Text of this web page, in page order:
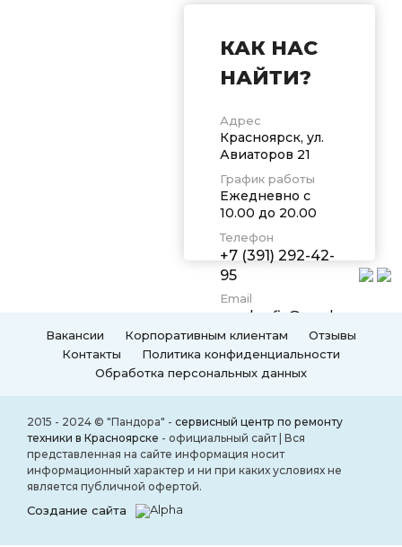
КАК НАС
НАЙТИ?
Адрес
Красноярск, ул.
Авиаторов 21
График работы
Ежедневно с
10.00 до 20.00
Телефон
+7 (391) 292-42-
95
Email
pandorafix@yandex.ru
Вакансии Корпоративным клиентам
Отзывы
Контакты
Политика конфиденциальности
Обработка персональных данных
2015 - 2024 © "Пандора" - сервисный центр по ремонту
техники в Красноярске - официальный сайт | Вся
представленная на сайте информация носит
информационный характер и ни при каких условиях не
является публичной офертой.
Создание сайта